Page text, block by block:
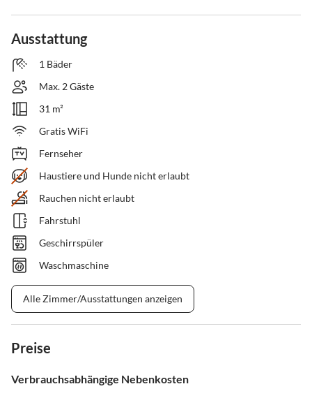
Ausstattung
1 Bäder
Max. 2 Gäste
31 m²
Gratis WiFi
Fernseher
Haustiere und Hunde nicht erlaubt
Rauchen nicht erlaubt
Fahrstuhl
Geschirrspüler
Waschmaschine
Alle Zimmer/Ausstattungen anzeigen
Preise
Verbrauchsabhängige Nebenkosten